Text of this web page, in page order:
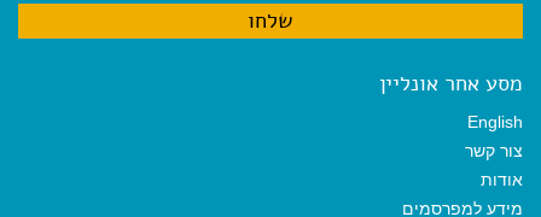
מסע אחר אונליין
English
צור קשר
אודות
מידע למפרסמים